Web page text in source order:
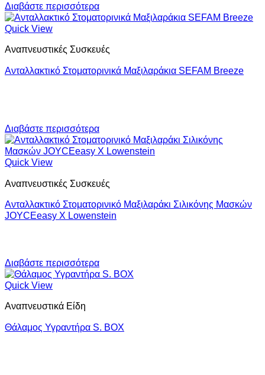
Διαβάστε περισσότερα
Quick View
Αναπνευστικές Συσκευές
Ανταλλακτικό Στοματορινικά Μαξιλαράκια SEFAM Breeze
Διαβάστε περισσότερα
Quick View
Αναπνευστικές Συσκευές
Ανταλλακτικό Στοματορινικό Μαξιλαράκι Σιλικόνης Μασκών
JOYCEeasy X Lowenstein
Διαβάστε περισσότερα
Quick View
Αναπνευστικά Είδη
Θάλαμος Υγραντήρα S. BOX